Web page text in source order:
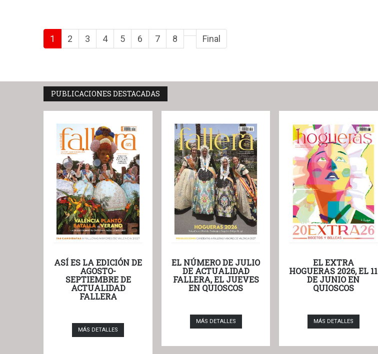
1 2 3 4 5 6 7 8 Final
PUBLICACIONES DESTACADAS
ASÍ ES LA EDICIÓN DE
AGOSTO-
SEPTIEMBRE DE
ACTUALIDAD
FALLERA
MÁS DETALLES
EL NÚMERO DE JULIO
DE ACTUALIDAD
FALLERA, EL JUEVES
EN QUIOSCOS
MÁS DETALLES
EL EXTRA
HOGUERAS 2026, EL 11
DE JUNIO EN
QUIOSCOS
MÁS DETALLES